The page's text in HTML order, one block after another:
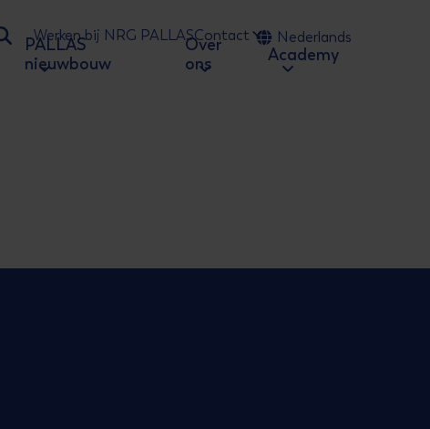
Ga naar zoeken
Werken bij NRG PALLASContact Nederlands
PALLAS
nieuwbouw
Over
ons
Academy